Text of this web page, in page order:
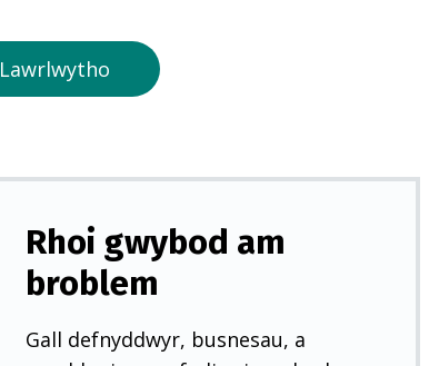
t
n
w
y
d
Lawrlwytho
Rhoi gwybod am
broblem
Gall defnyddwyr, busnesau, a